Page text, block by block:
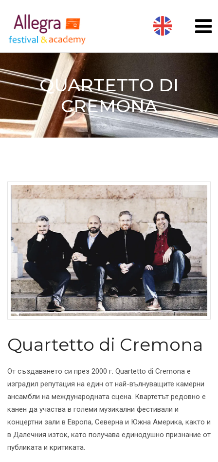
QUARTETTO DI
CREMONA
Quartetto di Cremona
От създаването си през 2000 г. Quartetto di Cremona е
изградил репутация на един от най-вълнуващите камерни
ансамбли на международната сцена. Квартетът редовно е
канен да участва в големи музикални фестивали и
концертни зали в Европа, Северна и Южна Америка, както и
в Далечния изток, като получава единодушно признание от
публиката и критиката.